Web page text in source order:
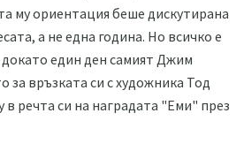
му ориентация беше дискутирана
а не една година. Но всичко е
докато един ден самият Джим
за връзката си с художника Тод
в речта си на наградата "Еми" през